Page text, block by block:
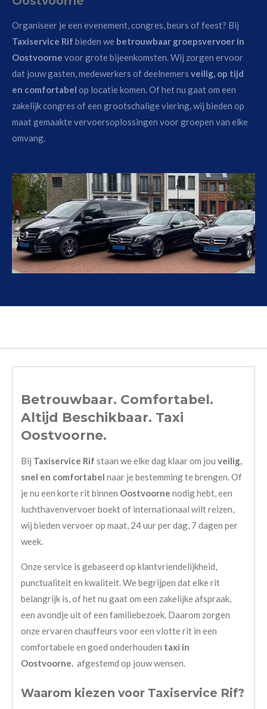
Organiseer je een evenement, congres, beurs of feest? Bij
Taxiservice Rif bieden we betrouwbaar groepsvervoer in
Oostvoorne voor grote bijeenkomsten. Wij zorgen ervoor
dat jouw gasten, medewerkers of deelnemers veilig, op tijd
en comfortabel op locatie komen. Of het nu gaat om een
zakelijk congres of een grootschalige viering, wij bieden op
maat gemaakte vervoersoplossingen voor groepen van elke
omvang.
Betrouwbaar. Comfortabel.
Altijd Beschikbaar. Taxi
Oostvoorne.
Bij Taxiservice Rif staan we elke dag klaar om jou veilig,
snel en comfortabel naar je bestemming te brengen. Of
je nu een korte rit binnen Oostvoorne nodig hebt, een
luchthavenvervoer boekt of internationaal wilt reizen,
wij bieden vervoer op maat, 24 uur per dag, 7 dagen per
week.
Onze service is gebaseerd op klantvriendelijkheid,
punctualiteit en kwaliteit. We begrijpen dat elke rit
belangrijk is, of het nu gaat om een zakelijke afspraak,
een avondje uit of een familiebezoek. Daarom zorgen
onze ervaren chauffeurs voor een vlotte rit in een
comfortabele en goed onderhouden taxi in
Oostvoorne. afgestemd op jouw wensen.
Waarom kiezen voor Taxiservice Rif?